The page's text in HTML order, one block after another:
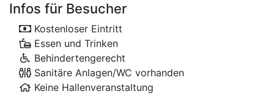
Infos für Besucher
Kostenloser Eintritt
Essen und Trinken
Behindertengerecht
Sanitäre Anlagen/WC vorhanden
Keine Hallenveranstaltung